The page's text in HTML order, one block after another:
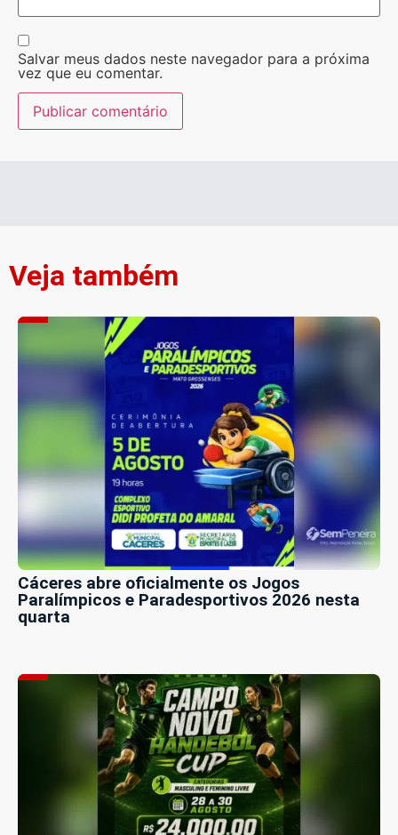
Salvar meus dados neste navegador para a próxima
vez que eu comentar.
Veja também
Cáceres abre oficialmente os Jogos
Paralímpicos e Paradesportivos 2026 nesta
quarta